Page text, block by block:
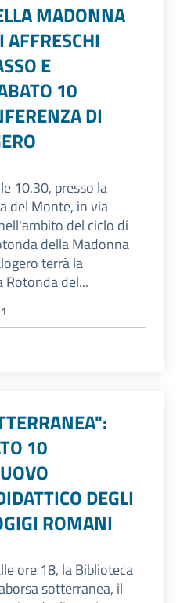
MADONNA
AFFRESCHI
E
10
DI
10.30, presso la
del Monte, in via
del ciclo di
della Madonna
terrà la
del...
10
DEGLI
ROMANI
ore 18, la Biblioteca
sotterranea, il